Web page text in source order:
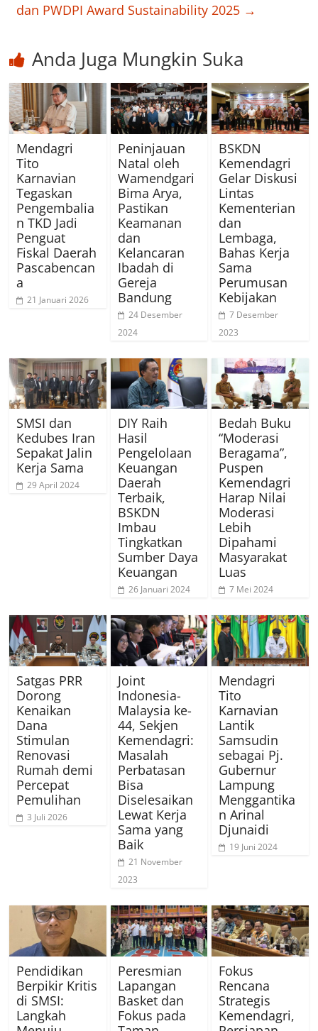
dan PWDPI Award Sustainability 2025 →
Anda Juga Mungkin Suka
Mendagri
Tito
Karnavian
Tegaskan
Pengembalia
n TKD Jadi
Penguat
Fiskal Daerah
Pascabencan
a
21 Januari 2026
Peninjauan
Natal oleh
Wamendgari
Bima Arya,
Pastikan
Keamanan
dan
Kelancaran
Ibadah di
Gereja
Bandung
24 Desember
2024
BSKDN
Kemendagri
Gelar Diskusi
Lintas
Kementerian
dan
Lembaga,
Bahas Kerja
Sama
Perumusan
Kebijakan
7 Desember
2023
SMSI dan
Kedubes Iran
Sepakat Jalin
Kerja Sama
29 April 2024
DIY Raih
Hasil
Pengelolaan
Keuangan
Daerah
Terbaik,
BSKDN
Imbau
Tingkatkan
Sumber Daya
Keuangan
26 Januari 2024
Bedah Buku
“Moderasi
Beragama”,
Puspen
Kemendagri
Harap Nilai
Moderasi
Lebih
Dipahami
Masyarakat
Luas
7 Mei 2024
Satgas PRR
Dorong
Kenaikan
Dana
Stimulan
Renovasi
Rumah demi
Percepat
Pemulihan
3 Juli 2026
Joint
Indonesia-
Malaysia ke-
44, Sekjen
Kemendagri:
Masalah
Perbatasan
Bisa
Diselesaikan
Lewat Kerja
Sama yang
Baik
21 November
2023
Mendagri
Tito
Karnavian
Lantik
Samsudin
sebagai Pj.
Gubernur
Lampung
Menggantika
n Arinal
Djunaidi
19 Juni 2024
Pendidikan
Berpikir Kritis
di SMSI:
Langkah
Peresmian
Lapangan
Basket dan
Fokus pada
Fokus
Rencana
Strategis
Kemendagri,